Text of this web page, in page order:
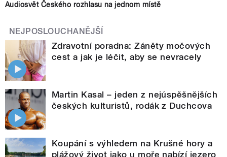
Audiosvět Českého rozhlasu na jednom místě
NEJPOSLOUCHANĚJŠÍ
Zdravotní poradna: Záněty močových
cest a jak je léčit, aby se nevracely
Martin Kasal – jeden z nejúspěšnějších
českých kulturistů, rodák z Duchcova
Koupání s výhledem na Krušné hory a
plážový život jako u moře nabízí jezero